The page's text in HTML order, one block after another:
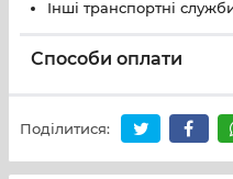
Інші транспортні
Способи оплати
Поділитися: